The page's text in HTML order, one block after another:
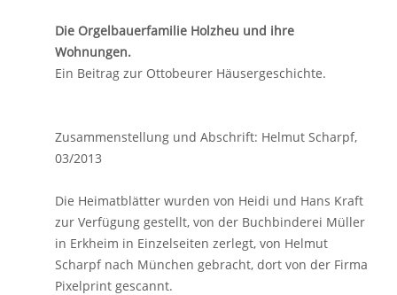
Die Orgelbauerfamilie Holzheu und ihre
Wohnungen.
Ein Beitrag zur Ottobeurer Häusergeschichte.
Zusammenstellung und Abschrift: Helmut Scharpf,
03/2013
Die Heimatblätter wurden von Heidi und Hans Kraft
zur Verfügung gestellt, von der Buchbinderei Müller
in Erkheim in Einzelseiten zerlegt, von Helmut
Scharpf nach München gebracht, dort von der Firma
Pixelprint gescannt.